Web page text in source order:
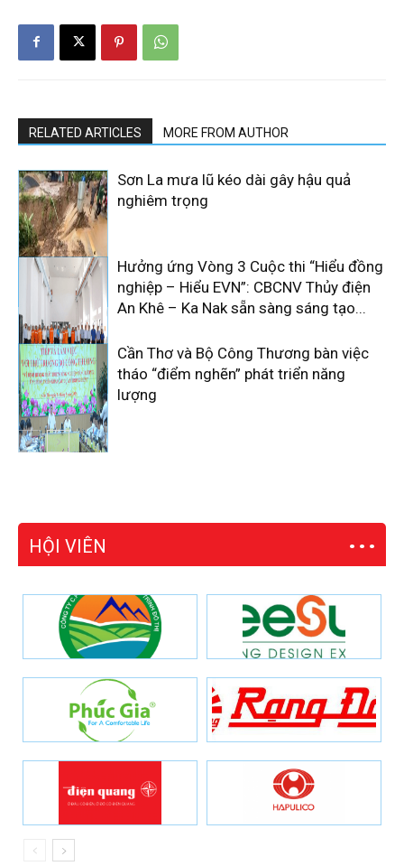
RELATED ARTICLES MORE FROM AUTHOR
Sơn La mưa lũ kéo dài gây hậu quả
nghiêm trọng
Hưởng ứng Vòng 3 Cuộc thi “Hiểu đồng
nghiệp – Hiểu EVN”: CBCNV Thủy điện
An Khê – Ka Nak sẵn sàng sáng tạo...
Cần Thơ và Bộ Công Thương bàn việc
tháo “điểm nghẽn” phát triển năng
lượng
HỘI VIÊN